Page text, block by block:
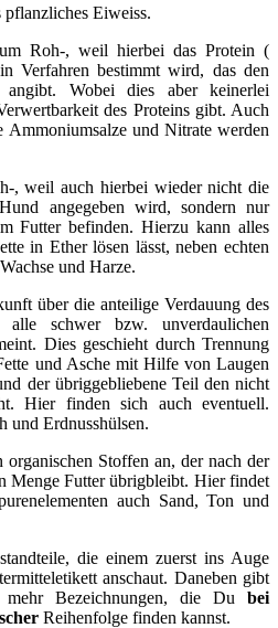
Eiweiss.
Roh-, weil hierbei das Protein (
Verfahren bestimmt wird, das den
angibt. Wobei dies aber keinerlei
des Proteins gibt. Auch
Ammoniumsalze und Nitrate werden
, weil auch hierbei wieder nicht die
angegeben wird, sondern nur
Futter befinden. Hierzu kann alles
in Ether lösen lässt, neben echten
und Harze.
über die anteilige Verdauung des
schwer bzw. unverdaulichen
Dies geschieht durch Trennung
und Asche mit Hilfe von Laugen
der übriggebliebene Teil den nicht
Hier finden sich auch eventuell.
Erdnusshülsen.
Stoffen an, der nach der
Menge Futter übrigbleibt. Hier findet
auch Sand, Ton und
die einem zuerst ins Auge
anschaut. Daneben gibt
Bezeichnungen, die Du bei
Reihenfolge finden kannst.